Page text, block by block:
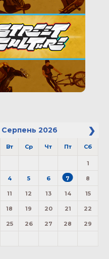
Серпень 2026
Вт Ср Чт Пт Сб
1
4 5 6 7 8
11 12 13 14 15
18 19 20 21 22
25 26 27 28 29